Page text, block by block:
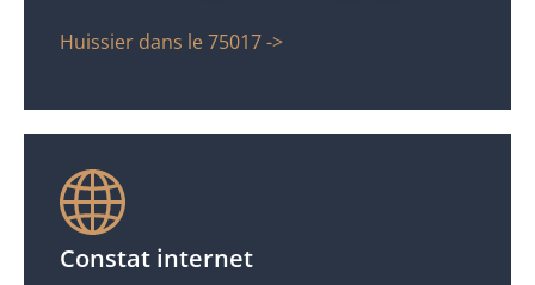
Huissier dans le 75017 ->
Constat internet